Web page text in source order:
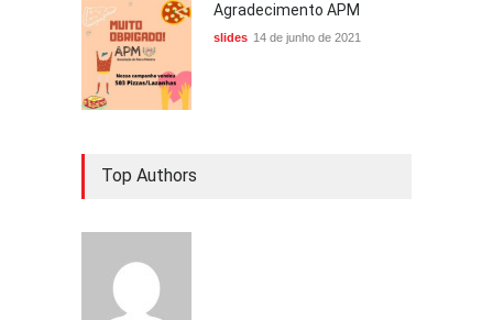
Agradecimento APM
slides 14 de junho de 2021
Top Authors